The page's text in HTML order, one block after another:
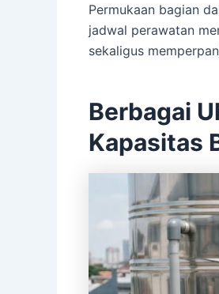
Permukaan bagian
jadwal perawatan
sekaligus
Berbagai
Kapasitas